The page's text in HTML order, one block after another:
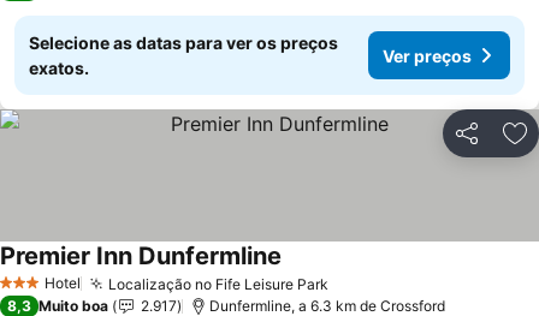
Selecione as datas para ver os preços
exatos.
Ver preços
Partilhar
3 EstrelasHotel Localização no Fife Leisure Park
Premier Inn Dunfermline
8,3 Muito boa 2.917 Dunfermline, a 6.3 km de Crossford